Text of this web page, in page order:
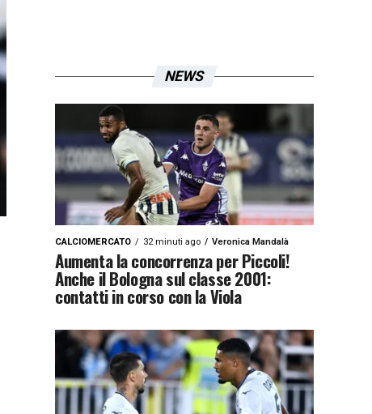
NEWS
CALCIOMERCATO 32 minuti ago Veronica Mandalà
Aumenta la concorrenza per Piccoli!
Anche il Bologna sul classe 2001:
contatti in corso con la Viola